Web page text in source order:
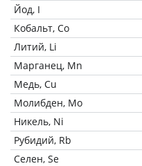
Йод, I
Кобальт, Co
Литий, Li
Марганец, Mn
Медь, Cu
Молибден, Mo
Никель, Ni
Рубидий, Rb
Селен, Se